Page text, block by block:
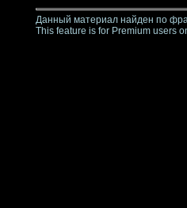
Данный материал найден по
This feature is for Premium users